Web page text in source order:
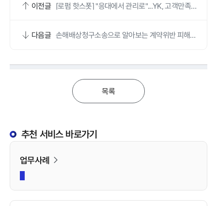
이전글 [로펌 핫스폿] "응대에서 관리로"...YK, 고객만족센
다음글 손해배상청구소송으로 알아보는 계약위반 피해자
목록
추천 서비스 바로가기
업무사례